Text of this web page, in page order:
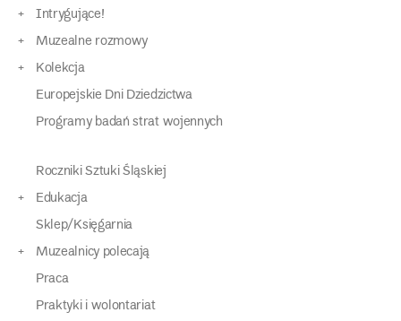
Intrygujące!
Muzealne rozmowy
Kolekcja
Europejskie Dni Dziedzictwa
Programy badań strat wojennych
Roczniki Sztuki Śląskiej
Edukacja
Sklep/Księgarnia
Muzealnicy polecają
Praca
Praktyki i wolontariat